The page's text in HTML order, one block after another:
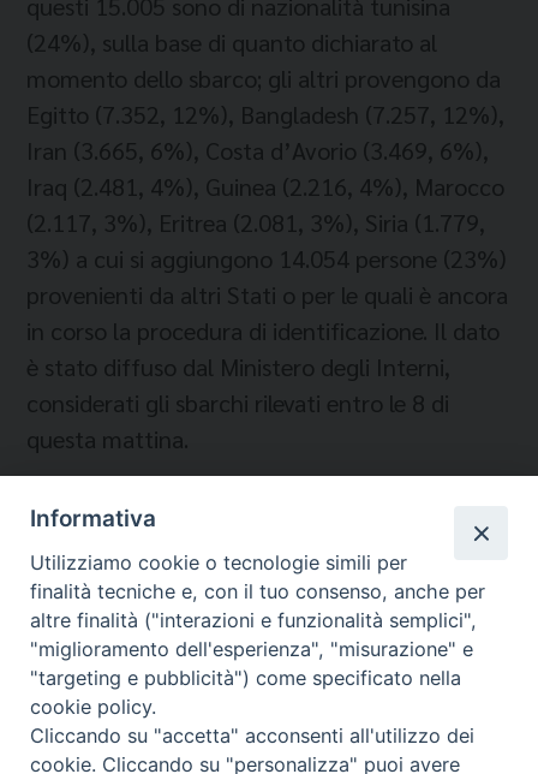
(24%), sulla base di quanto dichiarato al
momento dello sbarco; gli altri provengono da
Egitto (7.352, 12%), Bangladesh (7.257, 12%),
Iran (3.665, 6%), Costa d’Avorio (3.469, 6%),
Iraq (2.481, 4%), Guinea (2.216, 4%), Marocco
(2.117, 3%), Eritrea (2.081, 3%), Siria (1.779,
3%) a cui si aggiungono 14.054 persone (23%)
provenienti da altri Stati o per le quali è ancora
in corso la procedura di identificazione. Il dato
è stato diffuso dal Ministero degli Interni,
considerati gli sbarchi rilevati entro le 8 di
questa mattina.
Temi:
VIMINALE
Migrantes Online
Informativa
Utilizziamo cookie o tecnologie simili per
finalità tecniche e, con il tuo consenso, anche per
altre finalità ("interazioni e funzionalità semplici",
"miglioramento dell'esperienza", "misurazione" e
"targeting e pubblicità") come specificato nella
cookie policy.
Cliccando su "accetta" acconsenti all'utilizzo dei
cookie. Cliccando su "personalizza" puoi avere